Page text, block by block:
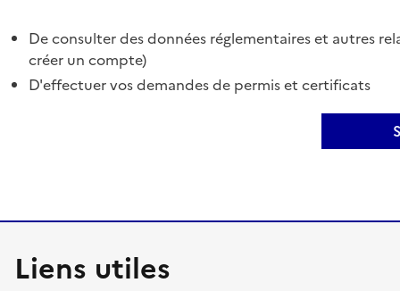
De consulter des données réglementaires et autres
créer un compte)
D'effectuer vos demandes de permis et certificats
Liens utiles